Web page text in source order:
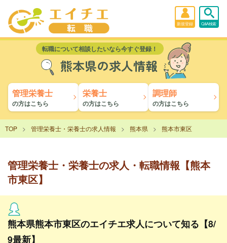
新規登録 Q&A検索
転職について相談したいなら今すぐ登録！
熊本県の求人情報
管理栄養士
の方はこちら
栄養士
の方はこちら
調理師
の方はこちら
TOP 管理栄養士・栄養士の求人情報 熊本県 熊本市東区
管理栄養士・栄養士の求人・転職情報【熊本
市東区】
熊本県熊本市東区のエイチエ求人について知る【8/
9最新】